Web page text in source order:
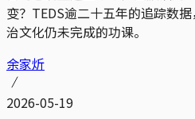
变？TEDS逾二十五年的追踪数
治文化仍未完成的功课。
余家炘
2026-05-19